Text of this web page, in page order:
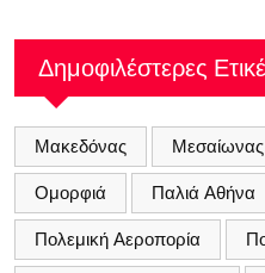
Δημοφιλέστερες
Μακεδόνας Μεσαίωνας
Ομορφιά Παλιά Αθήνα
Πολεμική Αεροπορία